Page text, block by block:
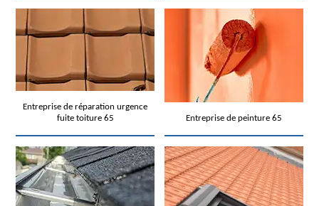
Entreprise de réparation urgence
fuite toiture 65
Entreprise de peinture 65